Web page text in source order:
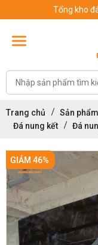
Tổng kho
Trang chủ Sản phẩm
Đá nung kết
Đá
GIẢM 46%